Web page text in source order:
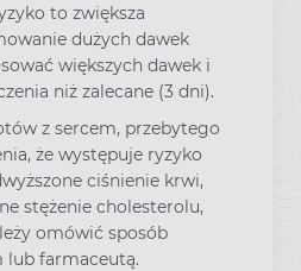
to zwiększa
dużych dawek
większych dawek i
niż zalecane (3 dni).
z sercem, przebytego
że występuje ryzyko
ciśnienie krwi,
stężenie cholesterolu,
omówić sposób
lub farmaceutą.